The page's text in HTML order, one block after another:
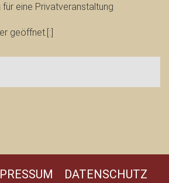
eine Privatveranstaltung
geöffnet.[:]
DATENSCHUTZ